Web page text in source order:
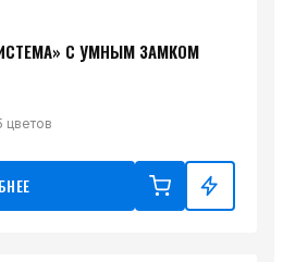
С УМНЫМ ЗАМКОМ
цветов